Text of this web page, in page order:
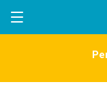
О компании
Новости